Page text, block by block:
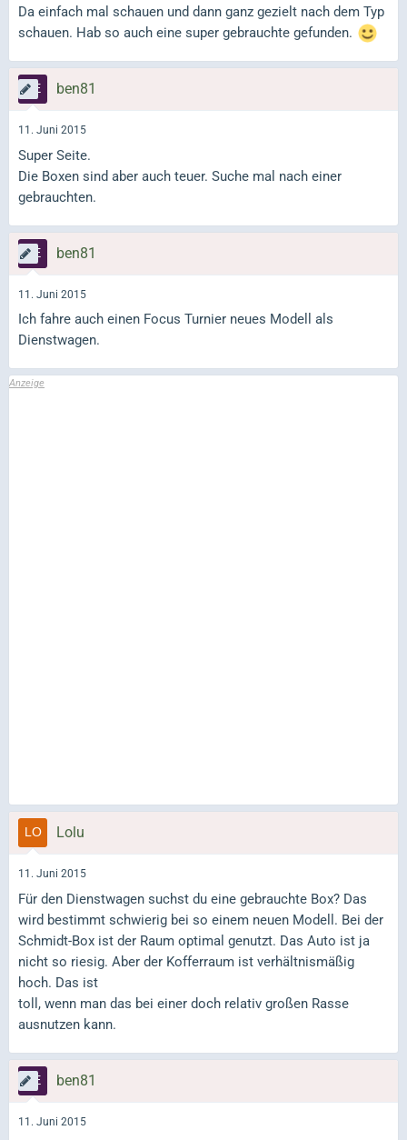
Da einfach mal schauen und dann ganz gezielt nach dem Typ
schauen. Hab so auch eine super gebrauchte gefunden.
ben81
11. Juni 2015
Super Seite.
Die Boxen sind aber auch teuer. Suche mal nach einer
gebrauchten.
ben81
11. Juni 2015
Ich fahre auch einen Focus Turnier neues Modell als
Dienstwagen.
Lolu
11. Juni 2015
Für den Dienstwagen suchst du eine gebrauchte Box? Das
wird bestimmt schwierig bei so einem neuen Modell. Bei der
Schmidt-Box ist der Raum optimal genutzt. Das Auto ist ja
nicht so riesig. Aber der Kofferraum ist verhältnismäßig
hoch. Das ist
toll, wenn man das bei einer doch relativ großen Rasse
ausnutzen kann.
ben81
11. Juni 2015